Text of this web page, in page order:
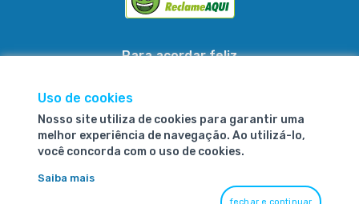
Para acordar feliz
Fibrasca Química e Têxtil S.A.
R. Conselheiro Pedreira, 1405 Pirabeiraba
Uso de cookies
Nosso site utiliza de cookies para garantir uma
melhor experiência de navegação. Ao utilizá-lo,
você concorda com o uso de cookies.
Saiba mais